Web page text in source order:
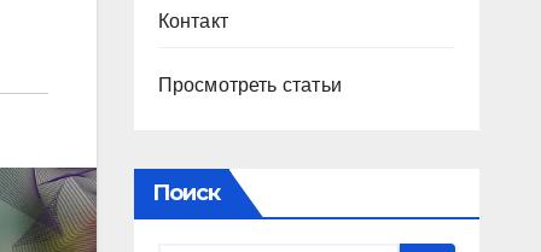
Контакт
Просмотреть статьи
Поиск